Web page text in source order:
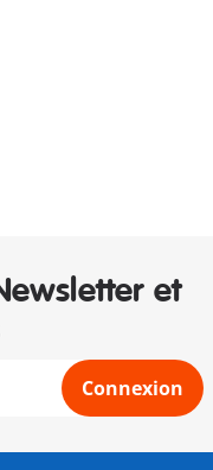
et
Connexion